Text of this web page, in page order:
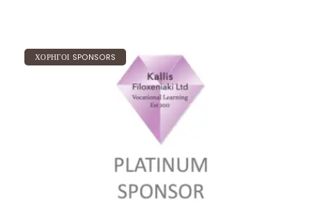
ΧΟΡΗΓΟΙ SPONSORS